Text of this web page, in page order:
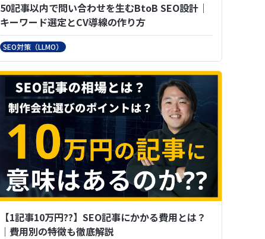
50記事以内で問い合わせを生むBtoB SEO設計｜
キーワード選定とCV導線の作り方
SEO対策（LLMO）
【1記事10万円??】SEO記事にかかる費用とは？
｜費用別の特徴も徹底解説